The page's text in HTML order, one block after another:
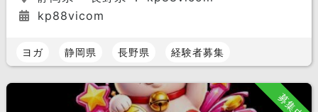
kp88vicom
ヨガ 静岡県 長野県 経験者募集